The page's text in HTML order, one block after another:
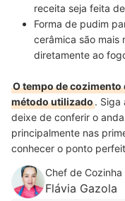
receita seja feita
Forma de pudim
cerâmica são mais
diretamente ao
O tempo de
método utilizado. Siga
deixe de conferir o
principalmente nas
conhecer o ponto
Chef de Cozinha
Flávia Gazola